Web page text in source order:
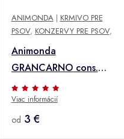
ANIMONDA| KRMIVO PRE
PSOV, KONZERVY PRE PSOV,
Animonda
GRANCARNO cons.
Hovädzie mäso pre
dospelých 400g +
Množstevná zľava
Viac informácií
od 3 €